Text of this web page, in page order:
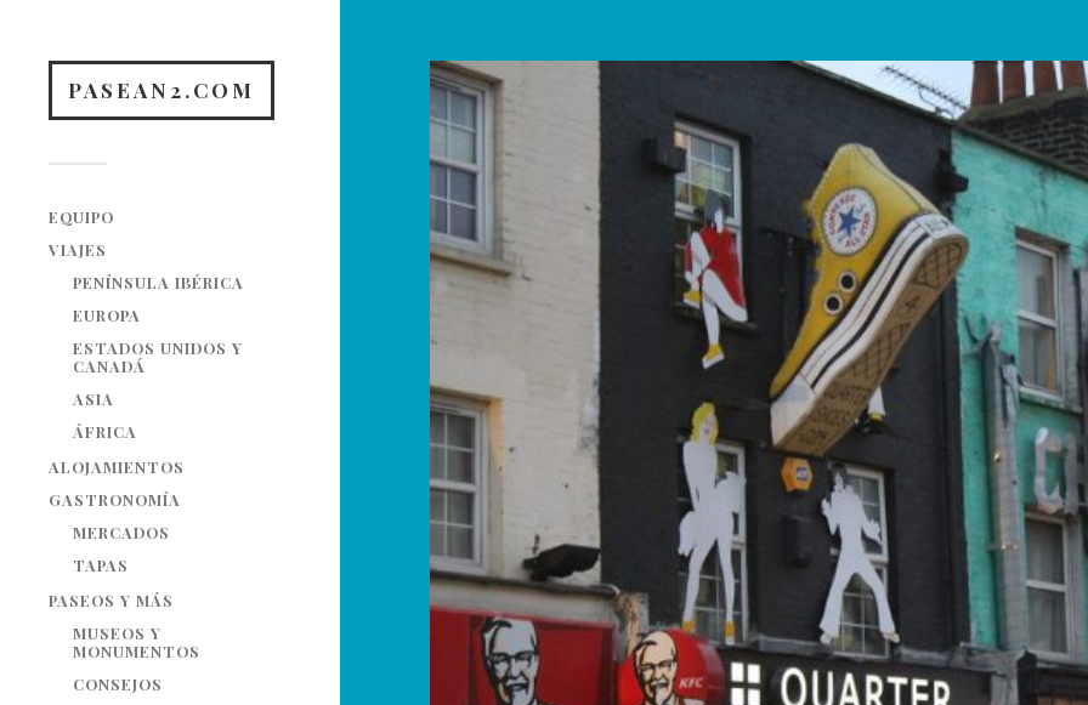
PASEAN2.COM
EQUIPO
VIAJES
PENÍNSULA IBÉRICA
EUROPA
ESTADOS UNIDOS Y
CANADÁ
ASIA
ÁFRICA
ALOJAMIENTOS
GASTRONOMÍA
MERCADOS
TAPAS
PASEOS Y MÁS
MUSEOS Y
MONUMENTOS
CONSEJOS